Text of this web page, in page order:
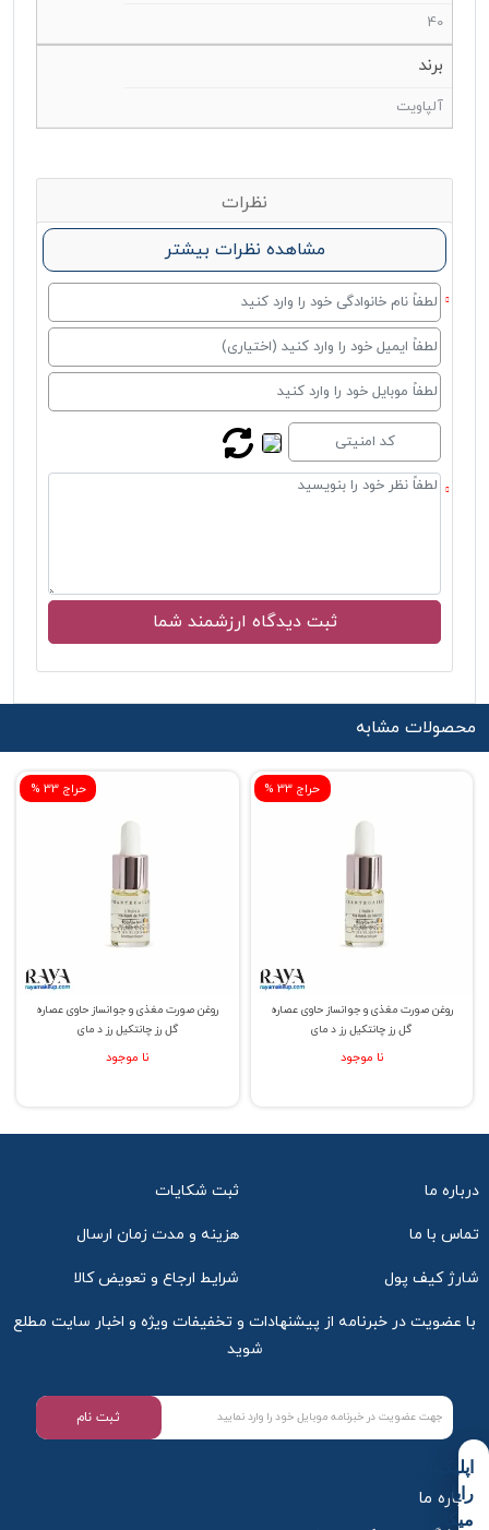
40
برند
آلپاویت
نظرات
مشاهده نظرات بیشتر
محصولات مشابه
% حراج 33
روغن صورت مغذی و جوانساز حاوی عصاره
گل رز چانتکیل رز د مای
نا موجود
% حراج 33
روغن صورت مغذی و جوانساز حاوی عصاره
گل رز چانتکیل رز د مای
نا موجود
درباره ما ثبت شکایات
تماس با ما هزینه و مدت زمان ارسال
شارژ کیف پول شرایط ارجاع و تعویض کالا
با عضویت در خبرنامه از پیشنهادات و تخفیفات ویژه و اخبار سایت مطلع
شوید
ثبت نام
درباره ما
اپلیکیشن
رایا
میکاپ